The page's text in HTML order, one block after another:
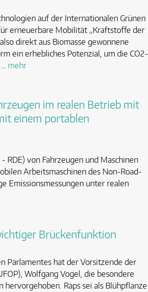
auf der Internationalen Grünen
erneuerbare Mobilität „Kraftstoffe der
direkt aus Biomasse gewonnene
ein erhebliches Potenzial, um die CO2-
mehr
im realen Betrieb mit
einem portablen
RDE) von Fahrzeugen und Maschinen
Arbeitsmaschinen des Non-Road-
Emissionsmessungen unter realen
Brückenfunktion
Parlamentes hat der Vorsitzende der
Wolfgang Vogel, die besondere
hervorgehoben. Raps sei als Blühpflanze